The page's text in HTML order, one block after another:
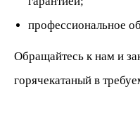
профессиональное
Обращайтесь к нам и
горячекатаный в